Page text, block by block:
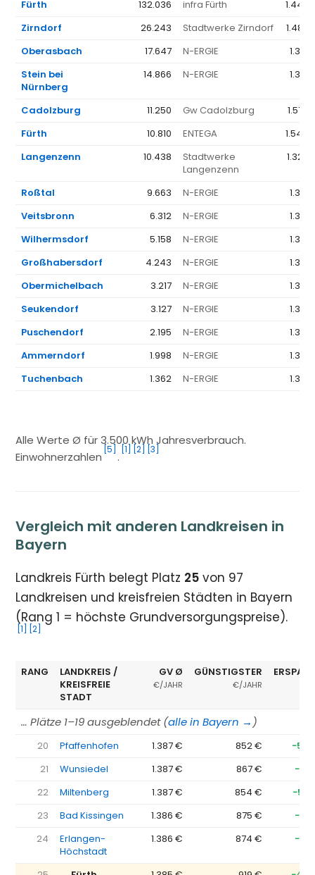
Fürth 132.036 infra Fürth
1.448
Zirndorf
26.243 Stadtwerke Zirndorf
1.489
Oberasbach
17.647 N-ERGIE
1.351
Stein bei
Nürnberg
14.866 N-ERGIE 1.351
Cadolzburg 11.250 Gw Cadolzburg
1.572
Fürth
10.810 ENTEGA
1.544
Langenzenn
10.438
Stadtwerke
Langenzenn
1.323
Roßtal 9.663 N-ERGIE
1.351
Veitsbronn
6.312 N-ERGIE
1.351
Wilhermsdorf
5.158 N-ERGIE
1.351
Großhabersdorf
4.243 N-ERGIE
1.351
Obermichelbach
3.217 N-ERGIE
1.351
Seukendorf
3.127 N-ERGIE
1.351
Puschendorf
2.195 N-ERGIE
1.351
Ammerndorf
1.998 N-ERGIE
1.351
Tuchenbach
1.362 N-ERGIE 1.351
Alle Werte Ø für 3.500 kWh Jahresverbrauch.
Einwohnerzahlen
[5]
.
[1] [2] [3]
Vergleich mit anderen Landkreisen in
Bayern
Landkreis Fürth belegt Platz 25 von 97
Landkreisen und kreisfreien Städten in Bayern
(Rang 1 = höchste Grundversorgungspreise).
[1] [2]
RANG
LANDKREIS /
KREISFREIE
STADT
GV Ø
€/JAHR
GÜNSTIGSTER
€/JAHR
… Plätze 1–19 ausgeblendet (alle in Bayern → )
20 Pfaffenhofen 1.387 € 852 €
21
Wunsiedel 1.387 € 867 €
22
Miltenberg 1.387 € 854 €
23
Bad Kissingen 1.386 € 875 €
24
Erlangen-
Höchstadt
1.386 € 874 €